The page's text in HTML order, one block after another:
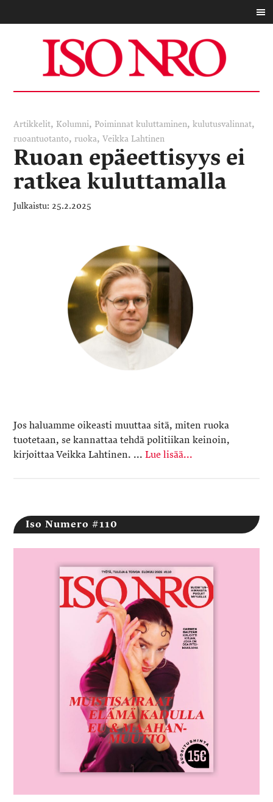
Artikkelit, Kolumni, Poiminnat kuluttaminen,kulutusvalinnat,
ruoantuotanto,ruoka,Veikka Lahtinen
Ruoan epäeettisyys ei
ratkea kuluttamalla
25.2.2025
Jos haluamme oikeasti muuttaa sitä, miten ruoka
tuotetaan, se kannattaa tehdä politiikan keinoin,
kirjoittaa Veikka Lahtinen. ...Lue lisää...
Iso Numero #110